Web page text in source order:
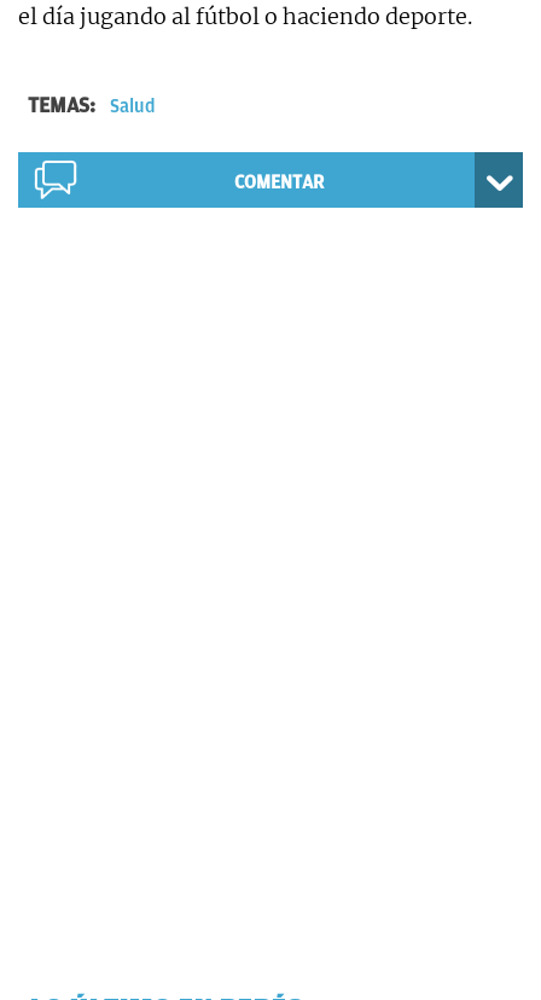
el día jugando al fútbol o haciendo deporte.
TEMAS: Salud
COMENTAR